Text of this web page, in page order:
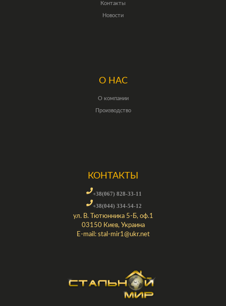
Контакты
Новости
О НАС
О компании
Производство
КОНТАКТЫ
+38(067) 828-33-11
+38(044) 334-54-12
ул. В. Тютюнника 5-Б, оф.1
03150 Киев, Украина
E-mail: stal-mir1@ukr.net